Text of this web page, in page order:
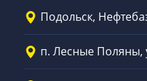
Подольск,
п. Лесные Поляны,